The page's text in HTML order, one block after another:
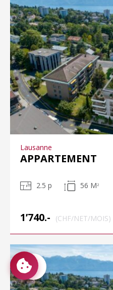
Lausanne
APPARTEMENT
2.5 p 56 M 2
1’740.- (CHF/NET/MOIS)